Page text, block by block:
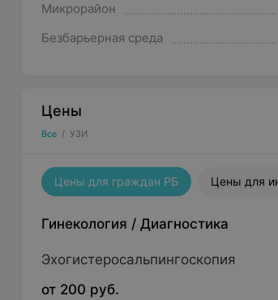
Микрорайон
Безбарьерная среда
Цены
Все / УЗИ
Цены для граждан РБ Цены для
Гинекология /Диагностика
Эхогистеросальпингоскопия
от 200 руб.